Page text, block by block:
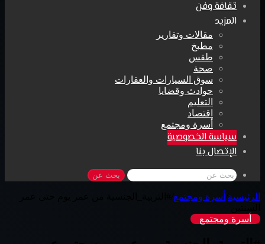
ثقافة وفن
المزيد
مقالات وتقارير
مطبخ
طقس
صحة
سوق السيارات والعقارات
حوادث وقضايا
التعليم
اقتصاد
أسرة ومجتمع
سياسة الخصوصية
الإتصال بنا
بحث عن
الرئيسية أسرة ومجتمع
أسرة ومجتمع